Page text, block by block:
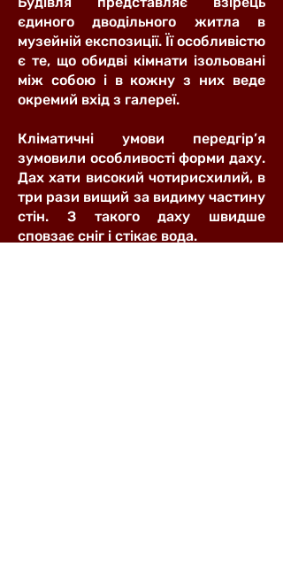
єдиного дводільного житла в
музейній експозиції. Її особливістю
є те, що обидві кімнати ізольовані
між собою і в кожну з них веде
окремий вхід з галереї.
Кліматичні умови передгір’я
зумовили особливості форми даху.
Дах хати високий чотирисхилий, в
три рази вищий за видиму частину
стін. З такого даху швидше
сповзає сніг і стікає вода.